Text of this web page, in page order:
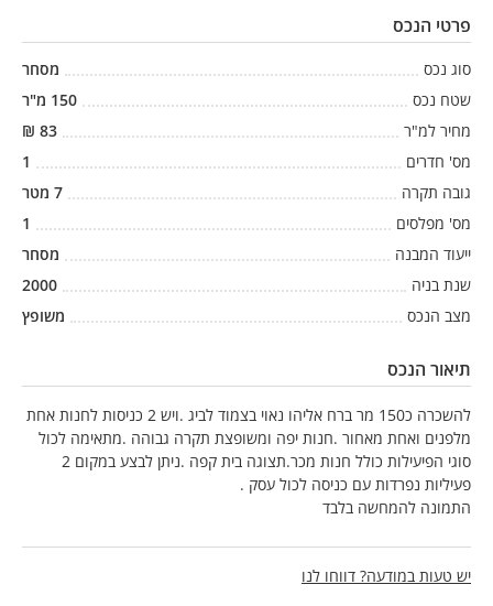
פרטי הנכס
סוג נכס
מסחר
שטח נכס
150 מ"ר
מחיר למ"ר
83
₪
מס' חדרים
1
גובה תקרה
7 מטר
מס' מפלסים
1
ייעוד המבנה
מסחר
שנת בניה
2000
מצב הנכס
משופץ
תיאור הנכס
להשכרה כ150 מר ברח אליהו נאוי בצמוד לביג .ויש 2 כניסות לחנות אחת
מלפנים ואחת מאחור .חנות יפה ומשופצת תקרה גבוהה .מתאימה לכול
סוגי הפיעילות כולל חנות מכר.תצוגה בית קפה .ניתן לבצע במקום 2
פעיליות נפרדות עם כניסה לכול עסק .
התמונה להמחשה בלבד
יש טעות במודעה? דווחו לנו